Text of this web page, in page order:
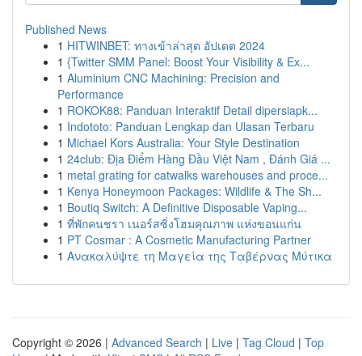
Published News
1 HITWINBET: ทางเข้าล่าสุด อัปเดต 2024
1 {Twitter SMM Panel: Boost Your Visibility & Ex...
1 Aluminium CNC Machining: Precision and
Performance
1 ROKOK88: Panduan Interaktif Detail dipersiapk...
1 Indototo: Panduan Lengkap dan Ulasan Terbaru
1 Michael Kors Australia: Your Style Destination
1 24club: Địa Điểm Hàng Đầu Việt Nam , Đánh Giá ...
1 metal grating for catwalks warehouses and proce...
1 Kenya Honeymoon Packages: Wildlife & The Sh...
1 Boutiq Switch: A Definitive Disposable Vaping...
1 ที่พักคนชรา เนอร์สซิ่งโฮมคุณภาพ แห่งขอนแก่น
1 PT Cosmar : A Cosmetic Manufacturing Partner
1 Ανακαλύψτε τη Μαγεία της Ταβέρνας Μύτικα
Copyright © 2026 | Advanced Search | Live | Tag Cloud | Top